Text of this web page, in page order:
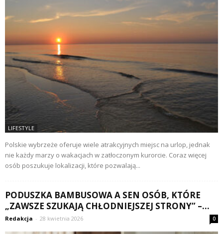
LIFESTYLE
Polskie wybrzeże oferuje wiele atrakcyjnych miejsc na urlop, jednak
nie każdy marzy o wakacjach w zatłoczonym kurorcie. Coraz więcej
osób poszukuje lokalizacji, które pozwalają...
PODUSZKA BAMBUSOWA A SEN OSÓB, KTÓRE
„ZAWSZE SZUKAJĄ CHŁODNIEJSZEJ STRONY” –...
Redakcja - 28 kwietnia 2026 0